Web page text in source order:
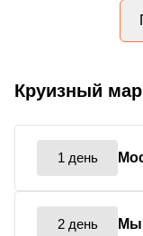
Круизный
1 день
2 день